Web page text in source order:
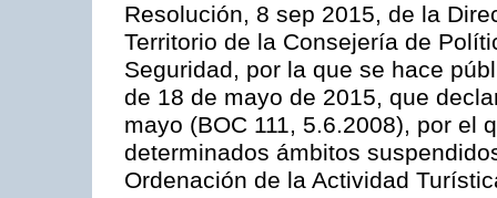
Resolución, 8 sep 2015, de la
Territorio de la Consejería de
Seguridad, por la que se hace
de 18 de mayo de 2015, que
mayo (BOC 111, 5.6.2008), por el
determinados ámbitos
Ordenación de la Actividad